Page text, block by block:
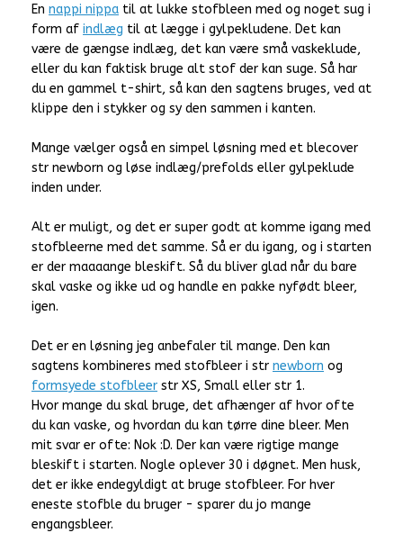
En nappi nippa til at lukke stofbleen med og noget sug i
form af indlæg til at lægge i gylpekludene. Det kan
være de gængse indlæg, det kan være små vaskeklude,
eller du kan faktisk bruge alt stof der kan suge. Så har
du en gammel t-shirt, så kan den sagtens bruges, ved at
klippe den i stykker og sy den sammen i kanten.
Mange vælger også en simpel løsning med et blecover
str newborn og løse indlæg/prefolds eller gylpeklude
inden under.
Alt er muligt, og det er super godt at komme igang med
stofbleerne med det samme. Så er du igang, og i starten
er der maaaange bleskift. Så du bliver glad når du bare
skal vaske og ikke ud og handle en pakke nyfødt bleer,
igen.
Det er en løsning jeg anbefaler til mange. Den kan
sagtens kombineres med stofbleer i str newborn og
formsyede stofbleer str XS, Small eller str 1.
Hvor mange du skal bruge, det afhænger af hvor ofte
du kan vaske, og hvordan du kan tørre dine bleer. Men
mit svar er ofte: Nok :D. Der kan være rigtige mange
bleskift i starten. Nogle oplever 30 i døgnet. Men husk,
det er ikke endegyldigt at bruge stofbleer. For hver
eneste stofble du bruger - sparer du jo mange
engangsbleer.